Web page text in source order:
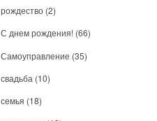
рождество (2)
С днем рождения! (66)
Самоуправление (35)
свадьба (10)
семья (18)